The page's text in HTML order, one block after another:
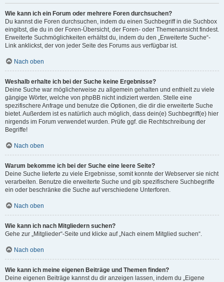
Wie kann ich ein Forum oder mehrere Foren durchsuchen?
Du kannst die Foren durchsuchen, indem du einen Suchbegriff in die Suchbox
eingibst, die du in der Foren-Übersicht, der Foren- oder Themenansicht findest.
Erweiterte Suchmöglichkeiten erhältst du, indem du den „Erweiterte Suche“-
Link anklickst, der von jeder Seite des Forums aus verfügbar ist.
Nach oben
Weshalb erhalte ich bei der Suche keine Ergebnisse?
Deine Suche war möglicherweise zu allgemein gehalten und enthielt zu viele
gängige Wörter, welche von phpBB nicht indiziert werden. Stelle eine
spezifischere Anfrage und benutze die Optionen, die dir die erweiterte Suche
bietet. Außerdem ist es natürlich auch möglich, dass dein(e) Suchbegriff(e) hier
nirgends im Forum verwendet wurden. Prüfe ggf. die Rechtschreibung der
Begriffe!
Nach oben
Warum bekomme ich bei der Suche eine leere Seite?
Deine Suche lieferte zu viele Ergebnisse, somit konnte der Webserver sie nicht
verarbeiten. Benutze die erweiterte Suche und gib spezifischere Suchbegriffe
ein oder beschränke die Suche auf verschiedene Unterforen.
Nach oben
Wie kann ich nach Mitgliedern suchen?
Gehe zur „Mitglieder“-Seite und klicke auf „Nach einem Mitglied suchen“.
Nach oben
Wie kann ich meine eigenen Beiträge und Themen finden?
Deine eigenen Beiträge kannst du dir anzeigen lassen, indem du „Eigene